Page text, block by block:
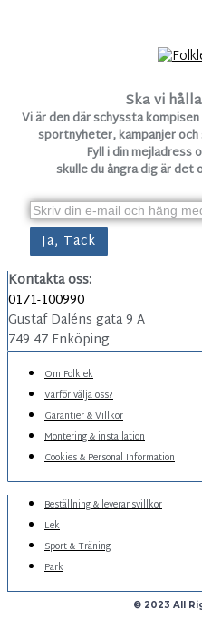
Ska vi
Vi är den där schyssta
sportnyheter, kampanjer och
Fyll i din mejladress
skulle du ångra dig är
Kontakta oss:
0171-100990
Gustaf Daléns gata 9 A
749 47 Enköping
Om Folklek
Varför välja oss?
Garantier & Villkor
Montering & installation
Cookies & Personal Information
Beställning & leveransvillkor
Lek
Sport & Träning
Park
© 2023 All